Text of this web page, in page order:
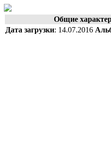
Общие
Дата загрузки: 14.07.2016